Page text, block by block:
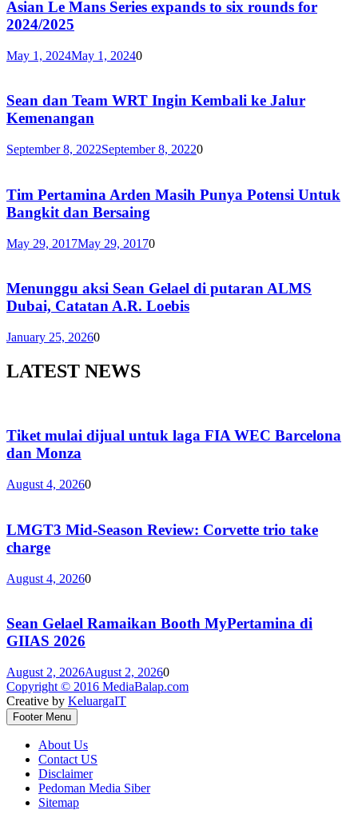
Asian Le Mans Series expands to six rounds for
2024/2025
May 1, 2024May 1, 20240
Sean dan Team WRT Ingin Kembali ke Jalur
Kemenangan
September 8, 2022September 8, 20220
Tim Pertamina Arden Masih Punya Potensi Untuk
Bangkit dan Bersaing
May 29, 2017May 29, 20170
Menunggu aksi Sean Gelael di putaran ALMS
Dubai, Catatan A.R. Loebis
January 25, 20260
LATEST NEWS
Tiket mulai dijual untuk laga FIA WEC Barcelona
dan Monza
August 4, 20260
LMGT3 Mid-Season Review: Corvette trio take
charge
August 4, 20260
Sean Gelael Ramaikan Booth MyPertamina di
GIIAS 2026
August 2, 2026August 2, 20260
Copyright © 2016 MediaBalap.com
Creative by KeluargaIT
Footer Menu
About Us
Contact US
Disclaimer
Pedoman Media Siber
Sitemap